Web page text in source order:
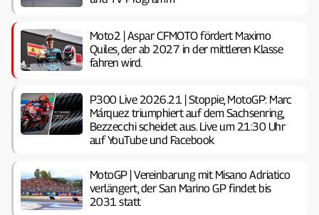
Moto2 | Aspar CFMOTO fördert Maximo
Quiles, der ab 2027 in der mittleren Klasse
fahren wird.
P300 Live 2026.21 | Stoppie, MotoGP: Marc
Márquez triumphiert auf dem Sachsenring,
Bezzecchi scheidet aus. Live um 21:30 Uhr
auf YouTube und Facebook
MotoGP | Vereinbarung mit Misano Adriatico
verlängert, der San Marino GP findet bis
2031 statt